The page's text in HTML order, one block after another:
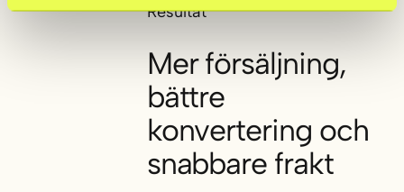
Resultat
Mer försäljning,
bättre
konvertering och
snabbare frakt